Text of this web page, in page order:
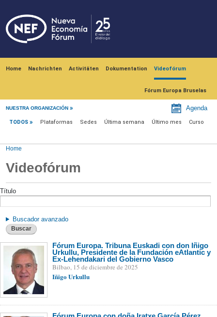
Home Nachrichten Activitäten Dokumentation Videofórum
Fórum Europa Bruselas
NUESTRA ORGANIZACIÓN Agenda
Videofórum
TODOS Plataformas Sedes Última semana Último mes Curso
Home
Videofórum
Título
Buscador avanzado
Buscar
Fórum Europa. Tribuna Euskadi con don Iñigo
Urkullu, Presidente de la Fundación eAtlantic y
Ex-Lehendakari del Gobierno Vasco
Bilbao, 15 de diciembre de 2025
Iñigo Urkullu